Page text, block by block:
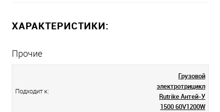
ХАРАКТЕРИСТИКИ:
Прочие
Подходит к:
Грузовой
электротрицикл
Rutrike Антей-У
1500 60V1200W